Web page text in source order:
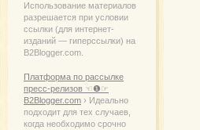
Использование материалов
разрешается при условии
ссылки (для интернет-
изданий — гиперссылки) на
B2Blogger.com.
Платформа по рассылке
пресс-релизов ☜❶☞
B2Blogger.com › Идеально
подходит для тех случаев,
когда необходимо срочно